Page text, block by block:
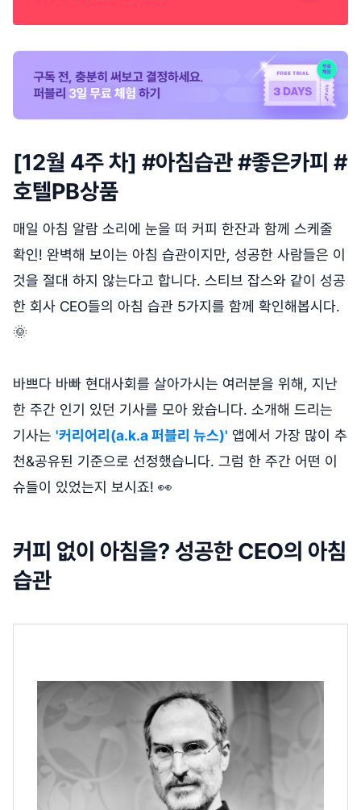
[12월 4주 차] #아침습관 #좋은카피 #
호텔PB상품
매일 아침 알람 소리에 눈을 떠 커피 한잔과 함께 스케줄
확인! 완벽해 보이는 아침 습관이지만, 성공한 사람들은 이
것을 절대 하지 않는다고 합니다. 스티브 잡스와 같이 성공
한 회사 CEO들의 아침 습관 5가지를 함께 확인해봅시다.
🌞
바쁘다 바빠 현대사회를 살아가시는 여러분을 위해, 지난
한 주간 인기 있던 기사를 모아 왔습니다. 소개해 드리는
기사는 '커리어리(a.k.a 퍼블리 뉴스)' 앱에서 가장 많이 추
천&공유된 기준으로 선정했습니다. 그럼 한 주간 어떤 이
슈들이 있었는지 보시죠! 👀
커피 없이 아침을? 성공한 CEO의 아침
습관